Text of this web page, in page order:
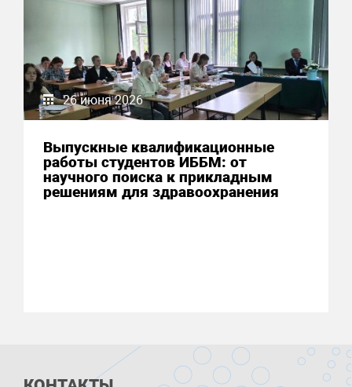
26 июня 2026
Выпускные квалификационные
работы студентов ИББМ: от
научного поиска к прикладным
решениям для здравоохранения